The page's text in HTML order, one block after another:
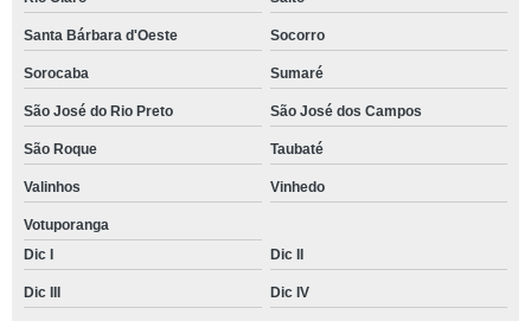
Santa Bárbara d'Oeste Socorro
Sorocaba Sumaré
São José do Rio Preto São José dos Campos
São Roque Taubaté
Valinhos Vinhedo
Votuporanga
Dic I
Dic II
Dic III Dic IV